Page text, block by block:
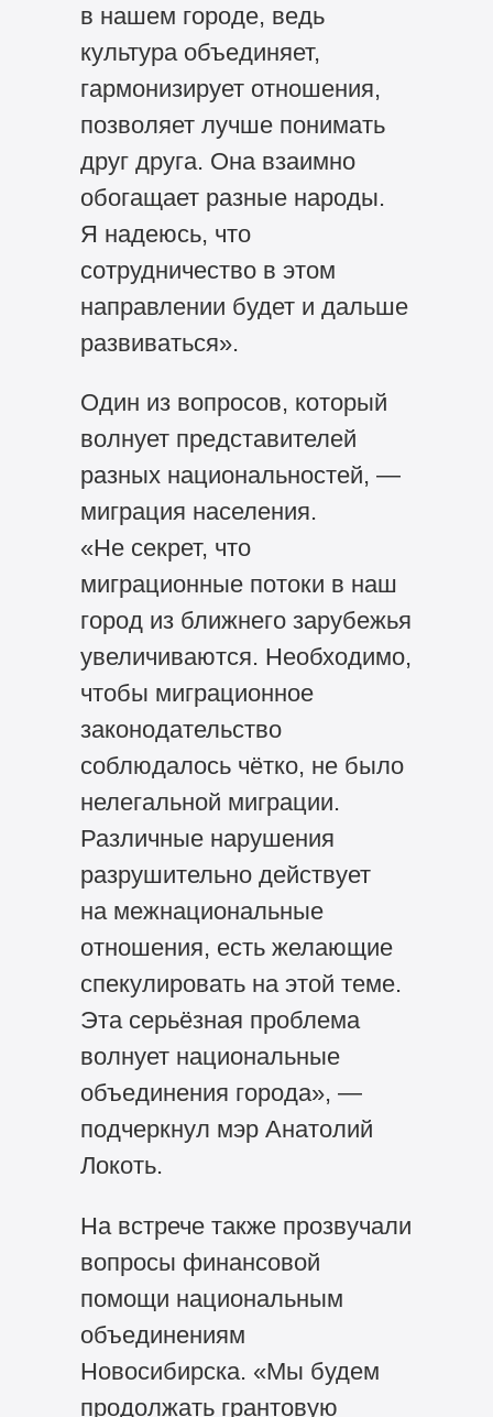
в нашем городе, ведь
культура объединяет,
гармонизирует отношения,
позволяет лучше понимать
друг друга. Она взаимно
обогащает разные народы.
Я надеюсь, что
сотрудничество в этом
направлении будет и дальше
развиваться».
Один из вопросов, который
волнует представителей
разных национальностей, —
миграция населения.
«Не секрет, что
миграционные потоки в наш
город из ближнего зарубежья
увеличиваются. Необходимо,
чтобы миграционное
законодательство
соблюдалось чётко, не было
нелегальной миграции.
Различные нарушения
разрушительно действует
на межнациональные
отношения, есть желающие
спекулировать на этой теме.
Эта серьёзная проблема
волнует национальные
объединения города», —
подчеркнул мэр Анатолий
Локоть.
На встрече также прозвучали
вопросы финансовой
помощи национальным
объединениям
Новосибирска. «Мы будем
продолжать грантовую